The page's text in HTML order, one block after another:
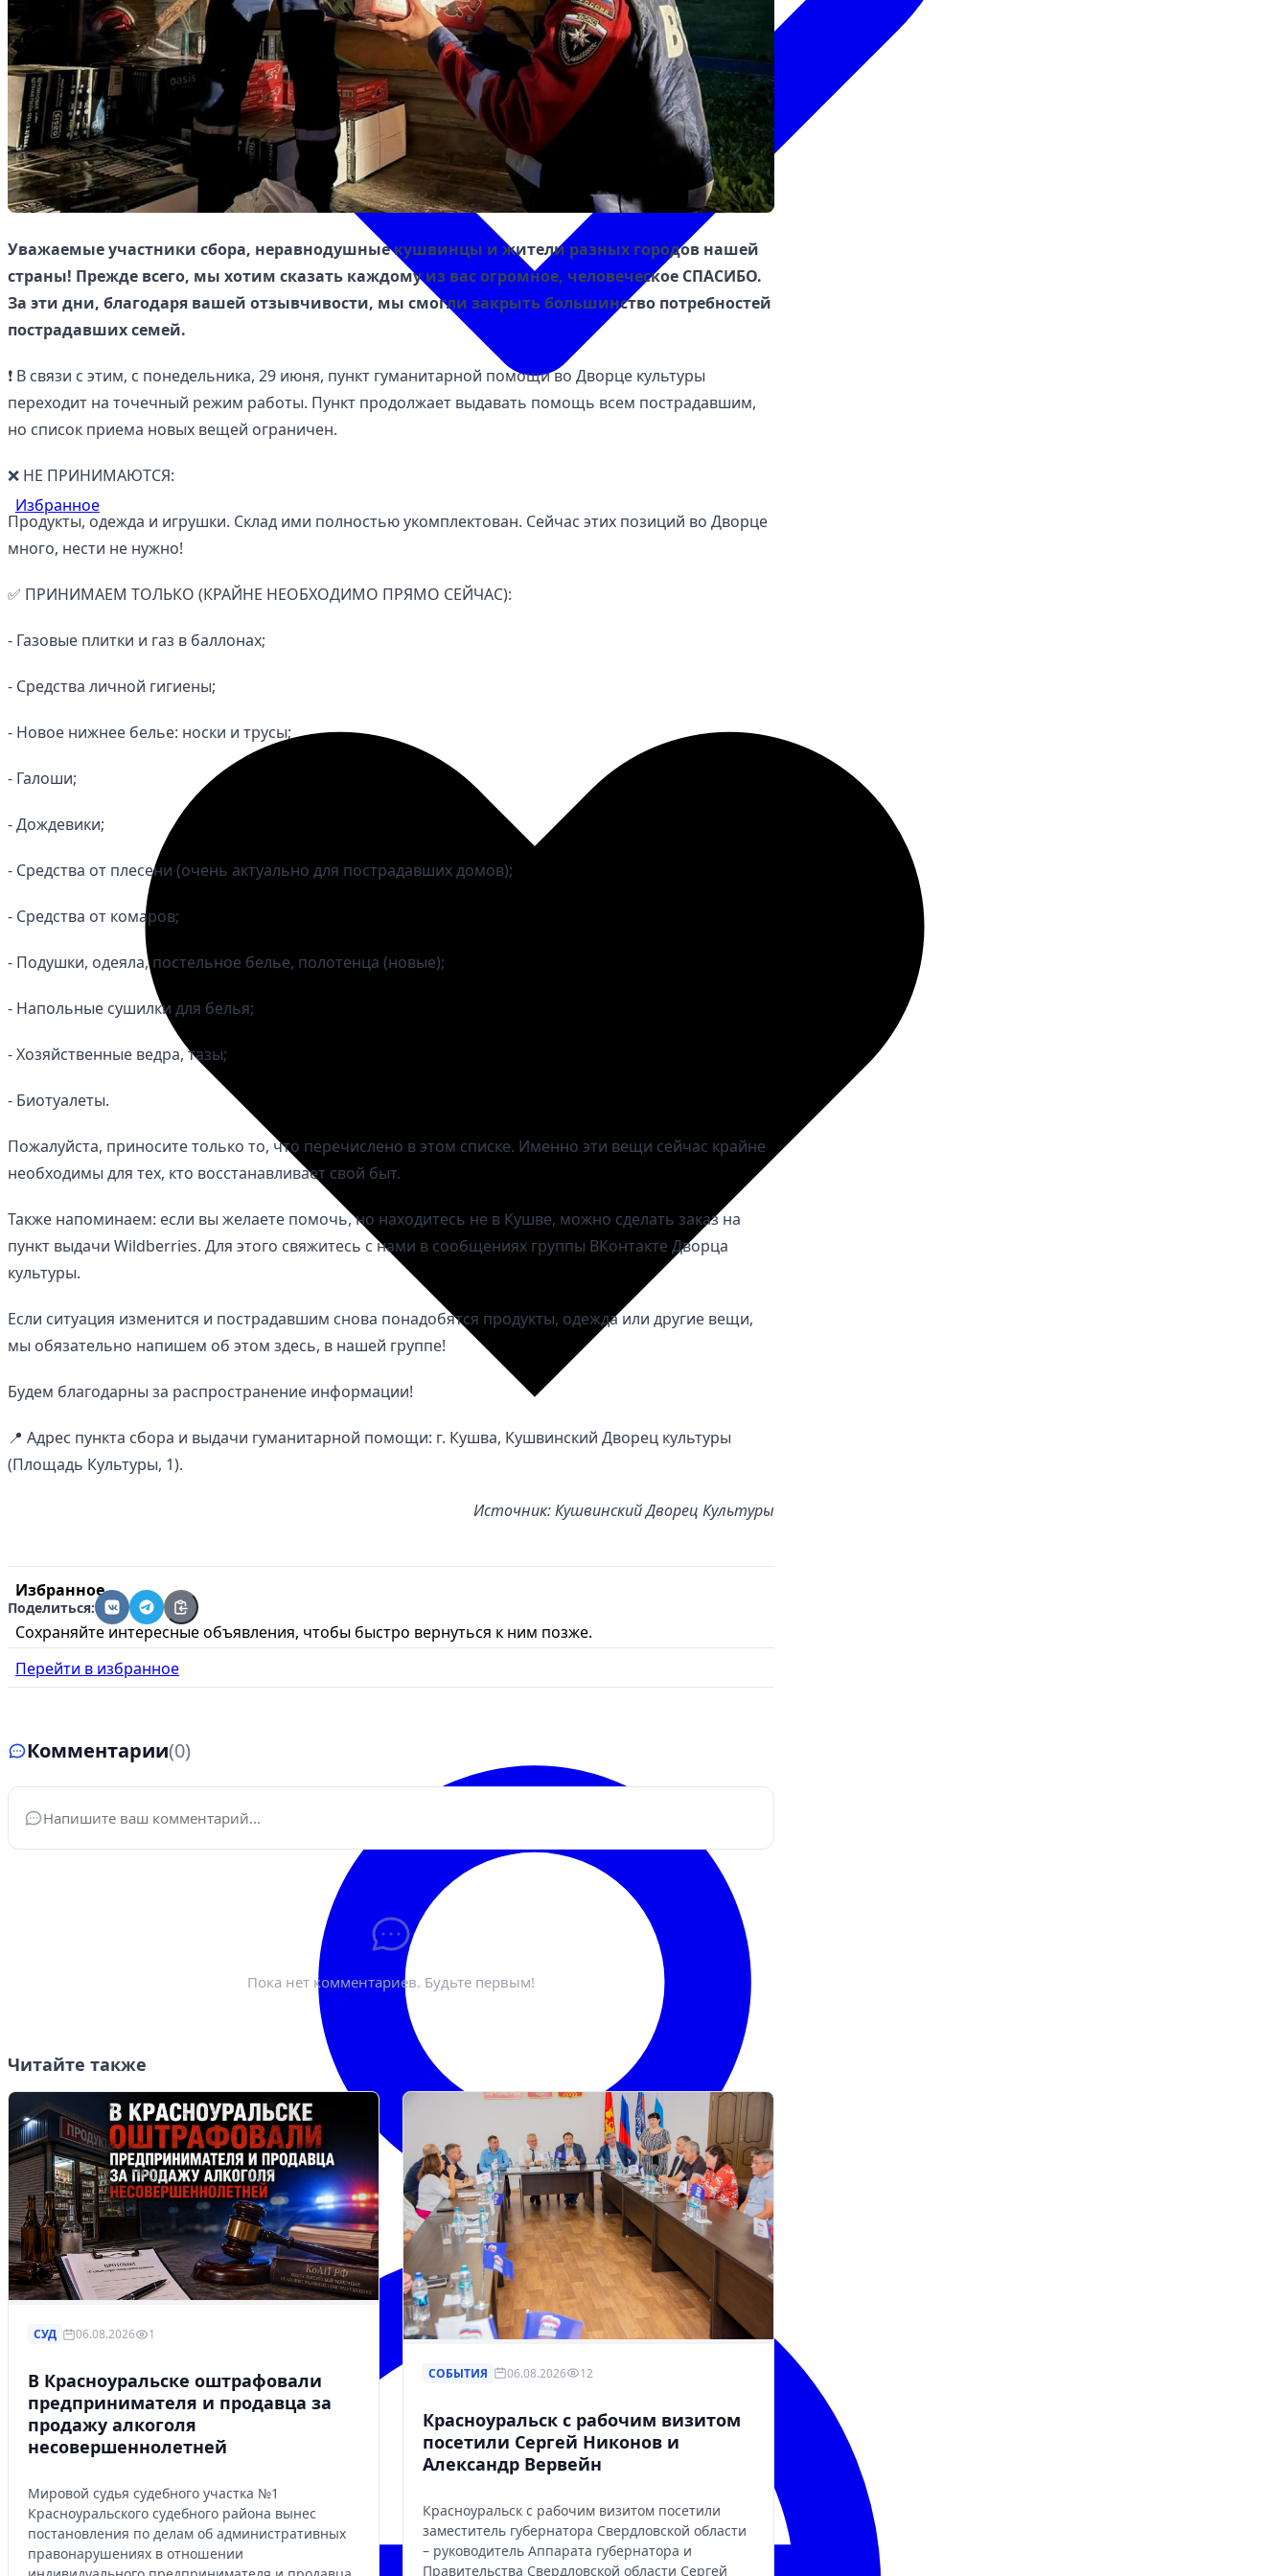
Избранное
Избранное
Сохраняйте интересные объявления, чтобы быстро вернуться к ним позже.
Перейти в избранное
Уважаемые участники сбора, неравнодушные кушвинцы и жители разных городов нашей
страны! Прежде всего, мы хотим сказать каждому из вас огромное, человеческое СПАСИБО.
За эти дни, благодаря вашей отзывчивости, мы смогли закрыть большинство потребностей
пострадавших семей.
❗️ В связи с этим, с понедельника, 29 июня, пункт гуманитарной помощи во Дворце культуры
переходит на точечный режим работы. Пункт продолжает выдавать помощь всем пострадавшим,
но список приема новых вещей ограничен.
❌ НЕ ПРИНИМАЮТСЯ:
Продукты, одежда и игрушки. Склад ими полностью укомплектован. Сейчас этих позиций во Дворце
много, нести не нужно!
✅ ПРИНИМАЕМ ТОЛЬКО (КРАЙНЕ НЕОБХОДИМО ПРЯМО СЕЙЧАС):
- Газовые плитки и газ в баллонах;
- Средства личной гигиены;
- Новое нижнее белье: носки и трусы;
- Галоши;
- Дождевики;
- Средства от плесени (очень актуально для пострадавших домов);
- Средства от комаров;
- Подушки, одеяла, постельное белье, полотенца (новые);
- Напольные сушилки для белья;
- Хозяйственные ведра, тазы;
- Биотуалеты.
Пожалуйста, приносите только то, что перечислено в этом списке. Именно эти вещи сейчас крайне
необходимы для тех, кто восстанавливает свой быт.
Также напоминаем: если вы желаете помочь, но находитесь не в Кушве, можно сделать заказ на
пункт выдачи Wildberries. Для этого свяжитесь с нами в сообщениях группы ВКонтакте Дворца
культуры.
Если ситуация изменится и пострадавшим снова понадобятся продукты, одежда или другие вещи,
мы обязательно напишем об этом здесь, в нашей группе!
Будем благодарны за распространение информации!
📍 Адрес пункта сбора и выдачи гуманитарной помощи: г. Кушва, Кушвинский Дворец культуры
(Площадь Культуры, 1).
Источник: Кушвинский Дворец Культуры
Поделиться:
Комментарии(0)
Ваше имя* Электронная почта*
Пока нет комментариев. Будьте первым!
Читайте также
СУД 06.08.2026 1
В Красноуральске оштрафовали
предпринимателя и продавца за
продажу алкоголя
несовершеннолетней
Мировой судья судебного участка №1
Красноуральского судебного района вынес
постановления по делам об административных
правонарушениях в отношении
СОБЫТИЯ 06.08.2026 12
Красноуральск с рабочим визитом
посетили Сергей Никонов и
Александр Вервейн
Красноуральск с рабочим визитом посетили
заместитель губернатора Свердловской области
– руководитель Аппарата губернатора и
Правительства Свердловской области Сергей